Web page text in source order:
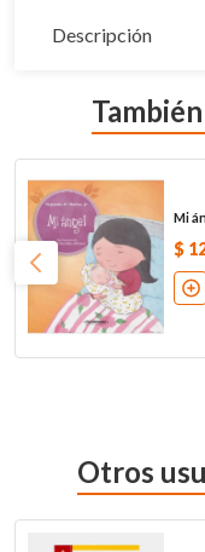
Descripción
Mi
$
Otros